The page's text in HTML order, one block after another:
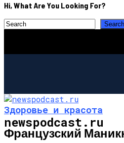
Hi, What Are You Looking For?
newspodcast.ru
Здоровье и красота
Французский